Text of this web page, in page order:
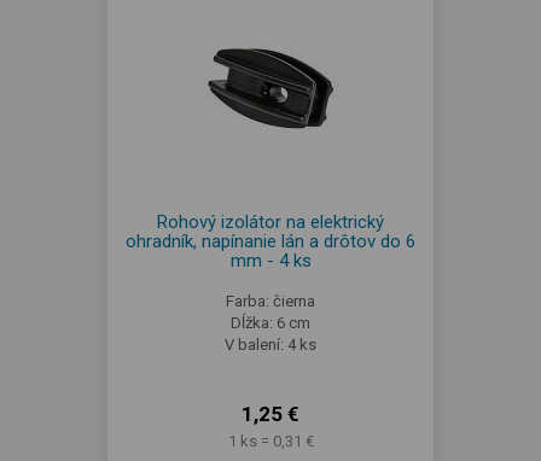
Rohový izolátor na elektrický
ohradník, napínanie lán a drôtov do 6
mm - 4 ks
Farba: čierna
Dĺžka: 6 cm
V balení: 4 ks
1,25 €
1 ks = 0,31 €